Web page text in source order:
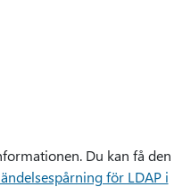
Du kan få den
för LDAP i